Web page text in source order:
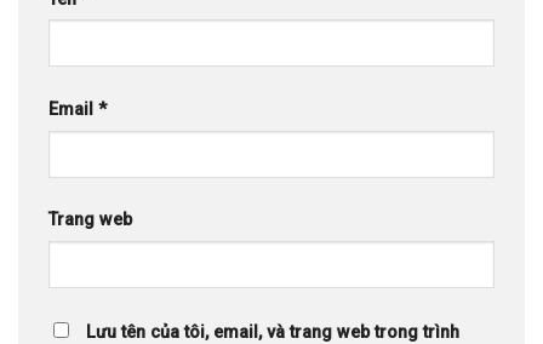
Email *
Trang web
Lưu tên của tôi, email, và trang web trong trình